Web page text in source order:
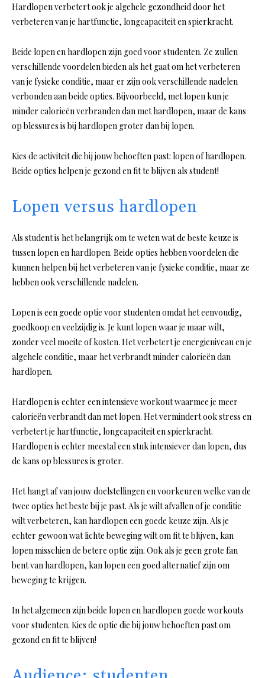
Hardlopen verbetert ook je algehele gezondheid door het
verbeteren van je hartfunctie, longcapaciteit en spierkracht.
Beide lopen en hardlopen zijn goed voor studenten. Ze zullen
verschillende voordelen bieden als het gaat om het verbeteren
van je fysieke conditie, maar er zijn ook verschillende nadelen
verbonden aan beide opties. Bijvoorbeeld, met lopen kun je
minder calorieën verbranden dan met hardlopen, maar de kans
op blessures is bij hardlopen groter dan bij lopen.
Kies de activiteit die bij jouw behoeften past: lopen of hardlopen.
Beide opties helpen je gezond en fit te blijven als student!
Lopen versus hardlopen
Als student is het belangrijk om te weten wat de beste keuze is
tussen lopen en hardlopen. Beide opties hebben voordelen die
kunnen helpen bij het verbeteren van je fysieke conditie, maar ze
hebben ook verschillende nadelen.
Lopen is een goede optie voor studenten omdat het eenvoudig,
goedkoop en veelzijdig is. Je kunt lopen waar je maar wilt,
zonder veel moeite of kosten. Het verbetert je energieniveau en je
algehele conditie, maar het verbrandt minder calorieën dan
hardlopen.
Hardlopen is echter een intensieve workout waarmee je meer
calorieën verbrandt dan met lopen. Het vermindert ook stress en
verbetert je hartfunctie, longcapaciteit en spierkracht.
Hardlopen is echter meestal een stuk intensiever dan lopen, dus
de kans op blessures is groter.
Het hangt af van jouw doelstellingen en voorkeuren welke van de
twee opties het beste bij je past. Als je wilt afvallen of je conditie
wilt verbeteren, kan hardlopen een goede keuze zijn. Als je
echter gewoon wat lichte beweging wilt om fit te blijven, kan
lopen misschien de betere optie zijn. Ook als je geen grote fan
bent van hardlopen, kan lopen een goed alternatief zijn om
beweging te krijgen.
In het algemeen zijn beide lopen en hardlopen goede workouts
voor studenten. Kies de optie die bij jouw behoeften past om
gezond en fit te blijven!